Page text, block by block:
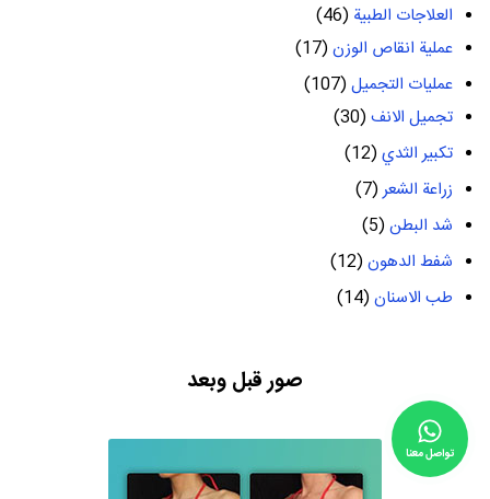
العلاجات الطبية (46)
عملية انقاص الوزن(17)
عمليات التجميل(107)
تجميل الانف(30)
تكبير الثدي(12)
زراعة الشعر(7)
شد البطن(5)
شفط الدهون(12)
طب الاسنان(14)
صور قبل وبعد
تواصل معنا